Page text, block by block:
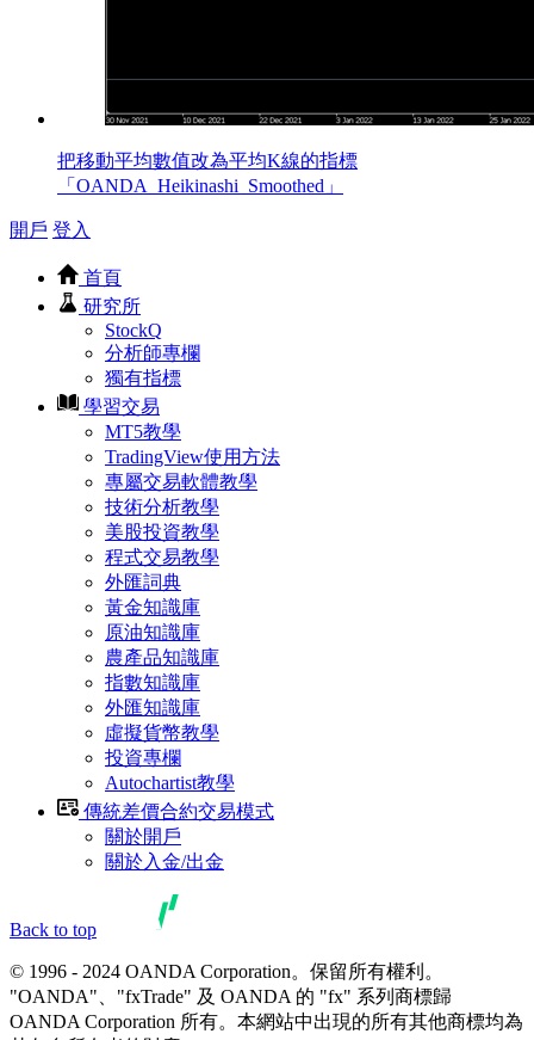
把移動平均數值改為平均K線的指標
「OANDA_Heikinashi_Smoothed」
開戶 登入
首頁
研究所
StockQ
分析師專欄
獨有指標
學習交易
MT5教學
TradingView使用方法
專屬交易軟體教學
技術分析教學
美股投資教學
程式交易教學
外匯詞典
黃金知識庫
原油知識庫
農產品知識庫
指數知識庫
外匯知識庫
虛擬貨幣教學
投資專欄
Autochartist教學
傳統差價合約交易模式
關於開戶
關於入金/出金
Back to top
© 1996 - 2024 OANDA Corporation。保留所有權利。
"OANDA"、"fxTrade" 及 OANDA 的 "fx" 系列商標歸
OANDA Corporation 所有。本網站中出現的所有其他商標均為